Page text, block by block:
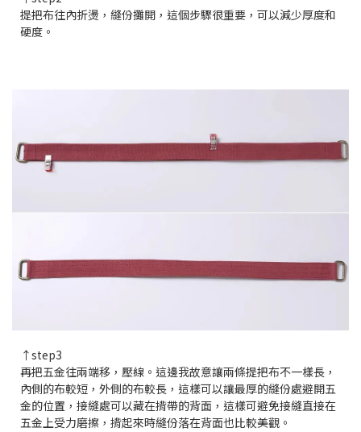
提把布往內折燙，縫份攤開，這個步驟很重要，可以減少厚度和
硬度。
↑step3
再把五金往兩端移，壓線。這邊我故意讓兩條提把布不一樣長，
內側的布較短，外側的布較長，這樣可以讓最厚的縫份處避開五
金的位置，接縫處可以藏在揹帶的背面，這樣可避免接縫直接在
五金上受力磨擦，揹起來時縫份落在背面也比較美觀。